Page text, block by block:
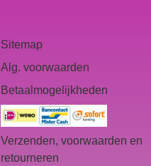
Sitemap
Alg. voorwaarden
Betaalmogelijkheden
Verzenden, voorwaarden en
retourneren